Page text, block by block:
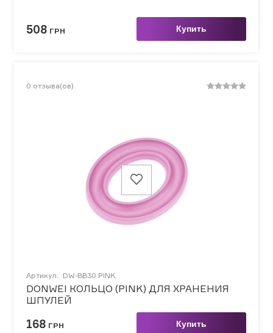
508 ГРН Купить
0 отзыва(ов)
Артикул: DW-BB30 PINK.
DONWEI КОЛЬЦО (PINK) ДЛЯ ХРАНЕНИЯ
ШПУЛЕЙ
168 ГРН Купить